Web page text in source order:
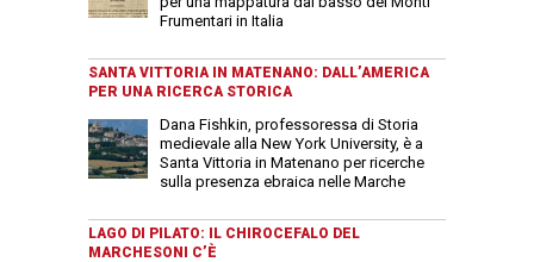
Frumentari in Italia
SANTA VITTORIA IN MATENANO: DALL’AMERICA
PER UNA RICERCA STORICA
Dana Fishkin, professoressa di Storia
medievale alla New York University, è a
Santa Vittoria in Matenano per ricerche
sulla presenza ebraica nelle Marche
LAGO DI PILATO: IL CHIROCEFALO DEL
MARCHESONI C’È